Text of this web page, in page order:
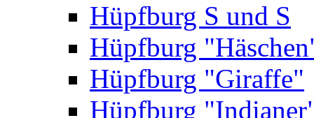
Hüpfburg S und S
Hüpfburg
Hüpfburg "Giraffe"
Hüpfburg